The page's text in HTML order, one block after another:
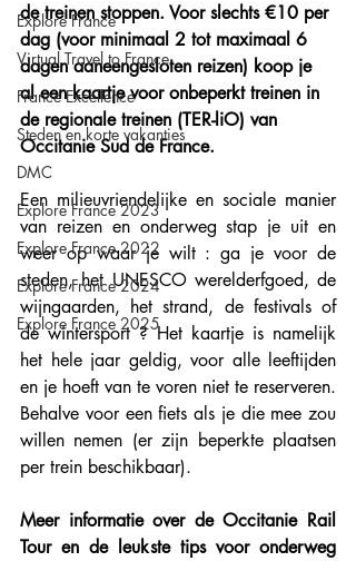
Explore France
Virtual Travel to France
France Excellence
Steden en korte vakanties
DMC
Explore France 2023
Explore France 2022
Explore France 2024
Explore France 2025
de treinen stoppen. Voor slechts €10 per
dag (voor minimaal 2 tot maximaal 6
dagen aaneengesloten reizen) koop je
al een kaartje voor onbeperkt treinen in
de regionale treinen (TER-liO) van
Occitanie Sud de France.
Een milieuvriendelijke en sociale manier
van reizen en onderweg stap je uit en
weer op waar je wilt : ga je voor de
steden, het UNESCO werelderfgoed, de
wijngaarden, het strand, de festivals of
de wintersport ? Het kaartje is namelijk
het hele jaar geldig, voor alle leeftijden
en je hoeft van te voren niet te reserveren.
Behalve voor een fiets als je die mee zou
willen nemen (er zijn beperkte plaatsen
per trein beschikbaar).
Meer informatie over de Occitanie Rail
Tour en de leukste tips voor onderweg